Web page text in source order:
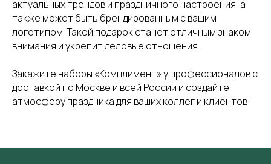
актуальных трендов и праздничного настроения, а
также может быть брендированным с вашим
логотипом. Такой подарок станет отличным знаком
внимания и укрепит деловые отношения.
Закажите наборы «Комплимент» у профессионалов с
доставкой по Москве и всей России и создайте
атмосферу праздника для ваших коллег и клиентов!